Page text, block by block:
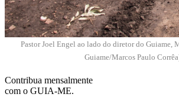
Pastor Joel Engel ao lado do diretor do Guiame,
Guiame/Marcos Paulo
Contribua mensalmente
com o GUIA-ME.